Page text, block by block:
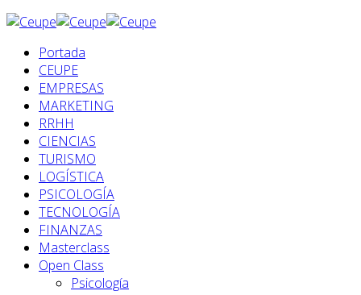
Portada
CEUPE
EMPRESAS
MARKETING
RRHH
CIENCIAS
TURISMO
LOGÍSTICA
PSICOLOGÍA
TECNOLOGÍA
FINANZAS
Masterclass
Open Class
Psicología